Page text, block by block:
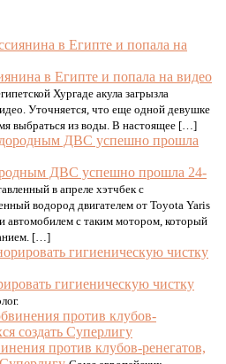
в Египте и попала на видео
Хургаде акула загрызла
Уточняется, что еще одной девушке
выбраться из воды. В настоящее […]
ДВС успешно прошла 24-
в апреле хэтчбек с
водород двигателем от Toyota Yaris
автомобилем с таким мотором, который
[…]
гигиеническую чистку
против клубов-ренегатов,